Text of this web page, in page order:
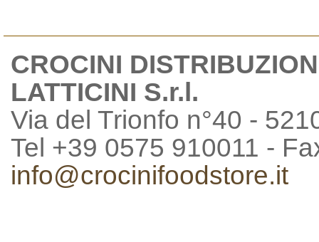
CROCINI
LATTICINI S.r.l.
Via del Trionfo n°40 -
Tel +39 0575 910011 -
info@crocinifoodstore.it